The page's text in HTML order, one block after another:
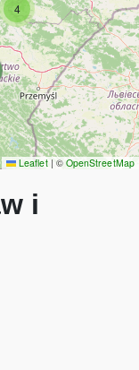
4
Leaflet | © OpenStreetMap
i